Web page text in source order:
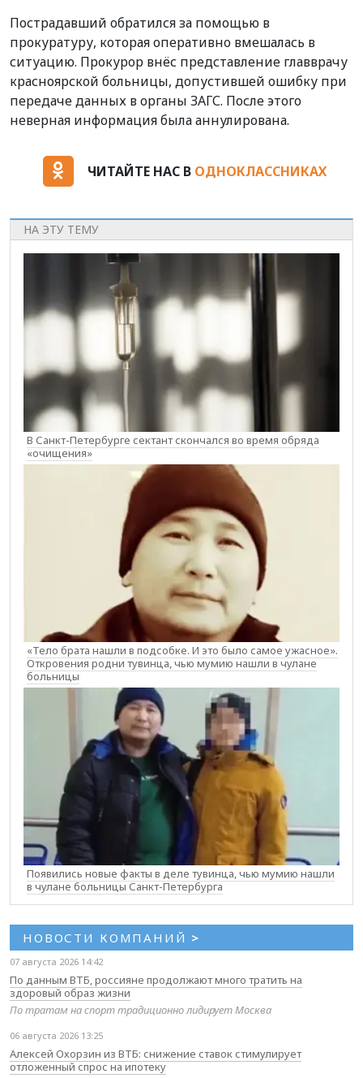
Пострадавший обратился за помощью в
прокуратуру, которая оперативно вмешалась в
ситуацию. Прокурор внёс представление главврачу
красноярской больницы, допустившей ошибку при
передаче данных в органы ЗАГС. После этого
неверная информация была аннулирована.
ЧИТАЙТЕ НАС В ОДНОКЛАССНИКАХ
НА ЭТУ ТЕМУ
В Санкт-Петербурге сектант скончался во время обряда
«очищения»
«Тело брата нашли в подсобке. И это было самое ужасное».
Откровения родни тувинца, чью мумию нашли в чулане
больницы
Появились новые факты в деле тувинца, чью мумию нашли
в чулане больницы Санкт-Петербурга
НОВОСТИ КОМПАНИЙ >
07 августа 2026 14:42
По данным ВТБ, россияне продолжают много тратить на
здоровый образ жизни
По тратам на спорт традиционно лидирует Москва
06 августа 2026 13:25
Алексей Охорзин из ВТБ: снижение ставок стимулирует
отложенный спрос на ипотеку